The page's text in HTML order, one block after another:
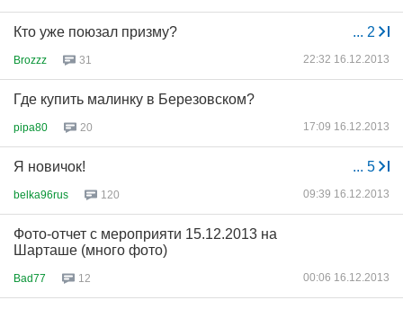
... 2
Кто уже поюзал призму?
Brozzz 31 22:32 16.12.2013
Где купить малинку в Березовском?
pipa80 20 17:09 16.12.2013
... 5
Я новичок!
belka96rus 120 09:39 16.12.2013
Фото-отчет с мероприяти 15.12.2013 на
Шарташе (много фото)
Bad77 12 00:06 16.12.2013